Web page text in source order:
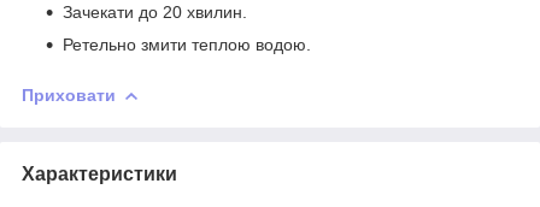
Зачекати до 20 хвилин.
Ретельно змити теплою водою.
Приховати
Характеристики